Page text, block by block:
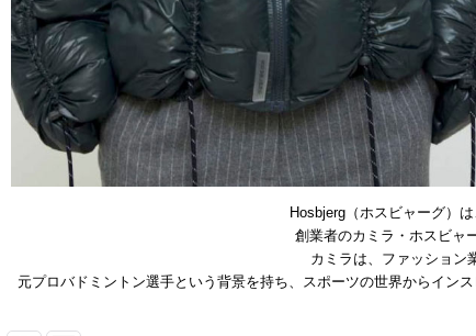
Hosbjerg（ホスビャーグ）
創業者のカミラ・ホスビャ
カミラは、ファッション
元プロバドミントン選手という背景を持ち、スポーツの世界からイン